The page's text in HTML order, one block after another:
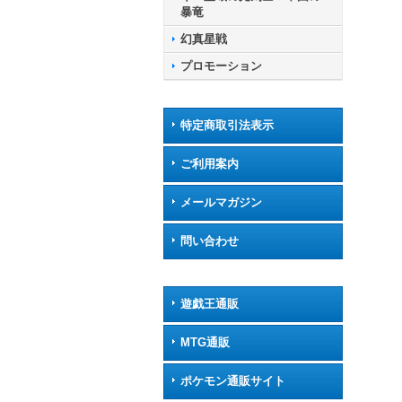
暴竜
幻真星戦
プロモーション
特定商取引法表示
ご利用案内
メールマガジン
問い合わせ
遊戯王通販
MTG通販
ポケモン通販サイト